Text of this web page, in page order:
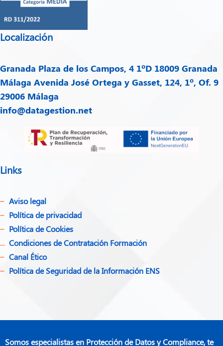
Localización
Granada Plaza de los Campos, 4 1ºD 18009 Granada
Málaga Avenida José Ortega y Gasset, 124, 1º, Of. 9
29006 Málaga
info@datagestion.net
Links
Aviso legal
Política de privacidad​
Política de Cookies
Condiciones de Contratación Formación
Canal Ético
Política de Seguridad de la Información ENS
Somos especialistas en Protección de Datos y Compliance, te